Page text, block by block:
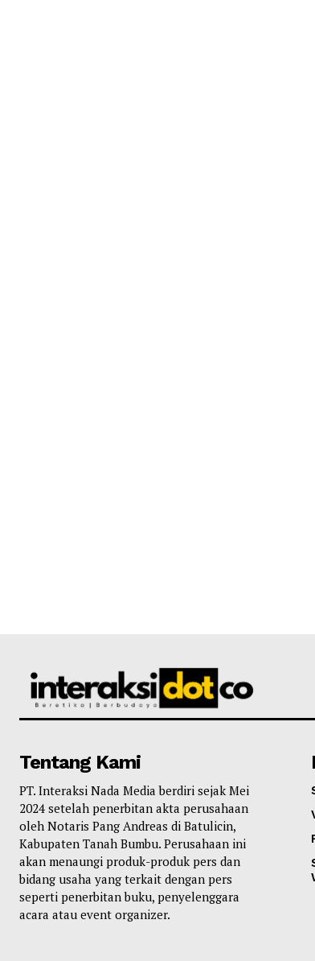
Tentang Kami
PT. Interaksi Nada Media berdiri sejak Mei
2024 setelah penerbitan akta perusahaan
oleh Notaris Pang Andreas di Batulicin,
Kabupaten Tanah Bumbu. Perusahaan ini
akan menaungi produk-produk pers dan
bidang usaha yang terkait dengan pers
seperti penerbitan buku, penyelenggara
acara atau event organizer.